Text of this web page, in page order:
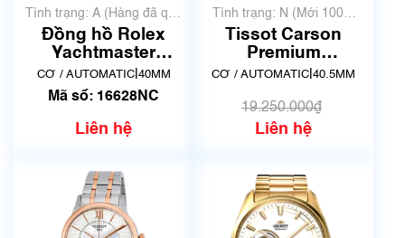
Tình trạng: A (Hàng đã qua
sử dụng nhưng rất đẹp,
không có xước)
Đồng hồ Rolex
Yachtmaster
16628NC
CƠ / AUTOMATIC| 40MM
Mã số: 16628NC
Liên hệ
Tình trạng: N (Mới 100%
chưa qua sử dụng)
Tissot Carson
Premium
Powermatic 80
| New
CƠ / AUTOMATIC 40.5MM
19.250.000₫
Liên hệ